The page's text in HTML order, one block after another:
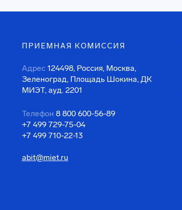
ПРИЕМНАЯ КОМИССИЯ
Адрес 124498, Россия, Москва,
Зеленоград, Площадь Шокина, ДК
МИЭТ, ауд. 2201
Телефон 8 800 600-56-89
+7 499 729-75-04
+7 499 710-22-13
abit@miet.ru